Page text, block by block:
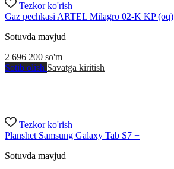
Tezkor ko'rish
Gaz pechkasi ARTEL Milagro 02-K KP (oq)
Sotuvda mavjud
2 696 200 so'm
Sotib olish Savatga kiritish
Tezkor ko'rish
Planshet Samsung Galaxy Tab S7 +
Sotuvda mavjud